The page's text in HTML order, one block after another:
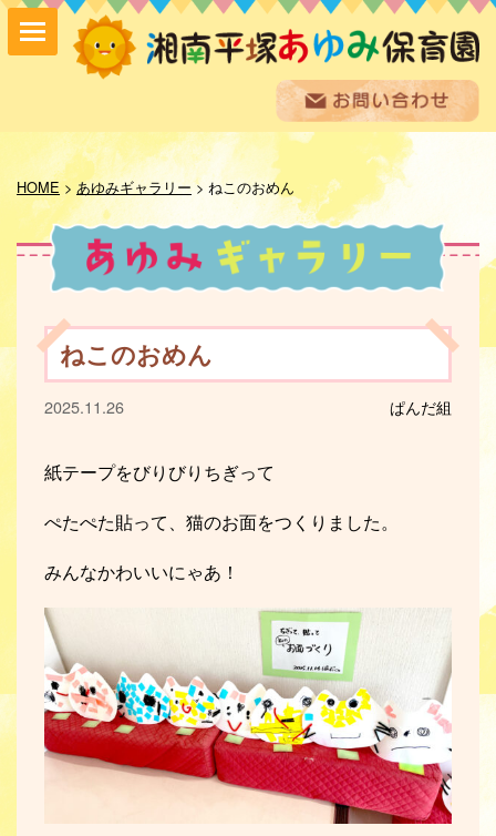
HOME> あゆみギャラリー> ねこのおめん
ねこのおめん
2025.11.26 ぱんだ組
紙テープをびりびりちぎって
ぺたぺた貼って、猫のお面をつくりました。
みんなかわいいにゃあ！
保育方針
園の紹介
保育内容
入園案内
採用情報
お問い合わせ
お知らせ
あゆみ便り
給食室だより
あゆみギャラリー
サイトマップ